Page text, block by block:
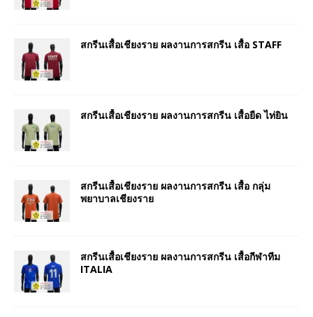
สกรีนเสื้อเชียงราย ผลงานการสกรีน เสื้อ STAFF
สกรีนเสื้อเชียงราย ผลงานการสกรีน เสื้อยืด ไท่ยิน
สกรีนเสื้อเชียงราย ผลงานการสกรีน เสื้อ กลุ่ม
พยาบาลเชียงราย
สกรีนเสื้อเชียงราย ผลงานการสกรีน เสื้อกีฬาทีม
ITALIA